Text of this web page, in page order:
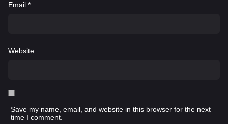
Email *
Website
Save my name, email, and website in this browser for the next
time I comment.